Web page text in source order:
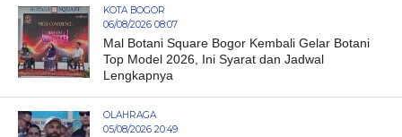
KOTA BOGOR
06/08/2026 08:07
Mal Botani Square Bogor Kembali Gelar Botani
Top Model 2026, Ini Syarat dan Jadwal
Lengkapnya
OLAHRAGA
05/08/2026 20:49